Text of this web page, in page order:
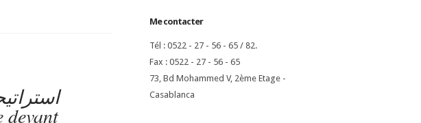
Me contacter
Tél : 0522 - 27 - 56 - 65 / 82.
Fax : 0522 - 27 - 56 - 65
73, Bd Mohammed V, 2ème Etage -
Casablanca